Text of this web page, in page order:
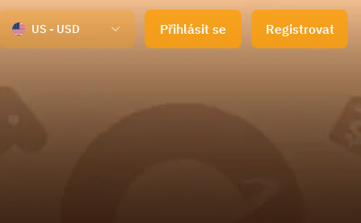
US - USD Přihlásit se Registrovat